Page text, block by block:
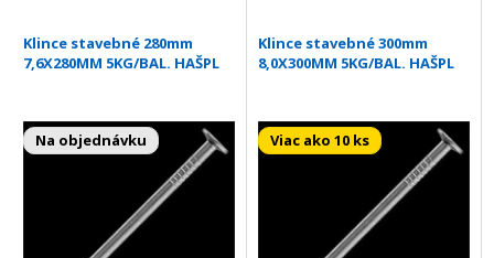
Klince stavebné 280mm
7,6X280MM 5KG/BAL. HAŠPL
Na objednávku
Klince stavebné 300mm
8,0X300MM 5KG/BAL. HAŠPL
Viac ako 10 ks